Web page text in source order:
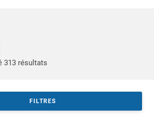
313 résultats
FILTRES